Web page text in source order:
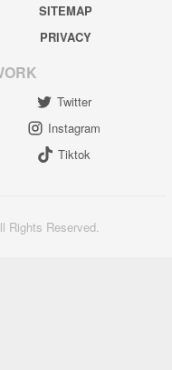
SITEMAP
PRIVACY
Twitter
Instagram
Tiktok
Rights Reserved.